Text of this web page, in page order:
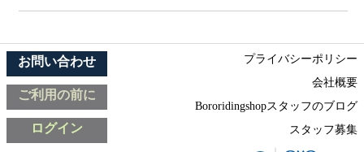
お問い合わせ
ご利用の前に
ログイン
プライバシーポリシー
会社概要
Bororidingshopスタッフのブログ
スタッフ募集